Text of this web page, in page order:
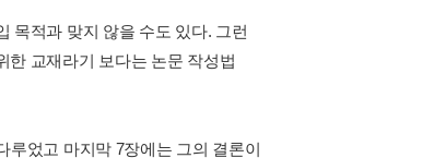
목적과 맞지 않을 수도 있다. 그런
한 교재라기 보다는 논문 작성법
루었고 마지막 7장에는 그의 결론이